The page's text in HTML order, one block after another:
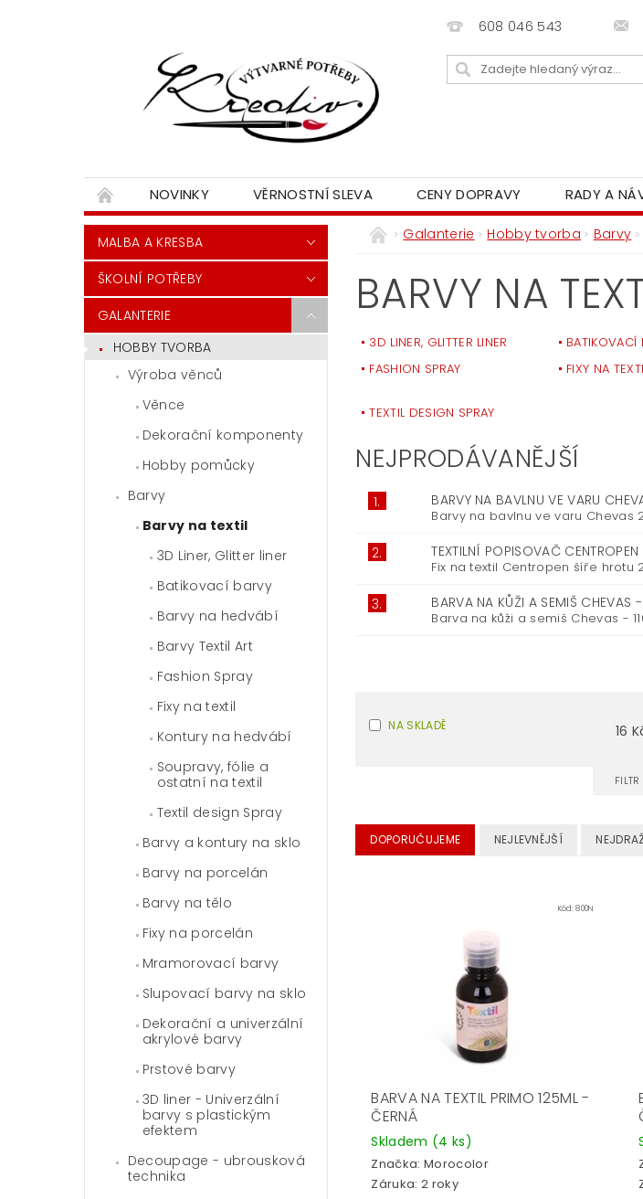
608 046 543
NOVINKY VĚRNOSTNÍ SLEVA CENY DOPRAVY RADY A
MALBA A KRESBA
ŠKOLNÍ POTŘEBY
GALANTERIE
HOBBY TVORBA
Výroba věnců
Věnce
Dekorační komponenty
Hobby pomůcky
Barvy
Barvy na textil
3D Liner, Glitter liner
Batikovací barvy
Barvy na hedvábí
Barvy Textil Art
Fashion Spray
Fixy na textil
Kontury na hedvábí
Soupravy, fólie a
ostatní na textil
Textil design Spray
Barvy a kontury na sklo
Barvy na porcelán
Barvy na tělo
Fixy na porcelán
Mramorovací barvy
Slupovací barvy na sklo
Dekorační a univerzální
akrylové barvy
Prstové barvy
3D liner - Univerzální
barvy s plastickým
efektem
Decoupage - ubrousková
technika
Galanterie Hobby tvorba Barvy
BARVY NA
3D LINER, GLITTER LINER BATIKOVACÍ
FASHION SPRAY
FIXY NA
TEXTIL DESIGN SPRAY
NEJPRODÁVANĚJŠÍ
1. BARVY NA BAVLNU VE VARU
Barvy na bavlnu ve varu Chevas
2. TEXTILNÍ POPISOVAČ
Fix na textil Centropen šíře hrotu
3. BARVA NA KŮŽI A SEMIŠ CHEVAS -
Barva na kůži a semiš Chevas -
NA SKLADĚ 16
DOPORUČUJEME NEJLEVNĚJŠÍ
Kód:800N
BARVA NA TEXTIL PRIMO 125ML -
ČERNÁ
Skladem (4 ks)
Značka: Morocolor
Záruka: 2 roky